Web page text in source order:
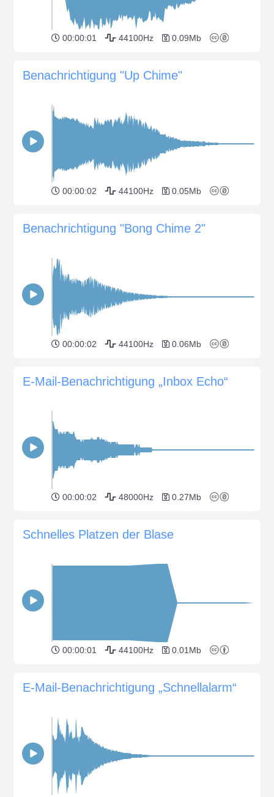
00:00:01 44100Hz 0.09Mb
Benachrichtigung "Up Chime"
00:00:02 44100Hz 0.05Mb
Benachrichtigung "Bong Chime 2"
00:00:02 44100Hz 0.06Mb
E-Mail-Benachrichtigung „Inbox Echo“
00:00:02 48000Hz 0.27Mb
Schnelles Platzen der Blase
00:00:01 44100Hz 0.01Mb
E-Mail-Benachrichtigung „Schnellalarm“